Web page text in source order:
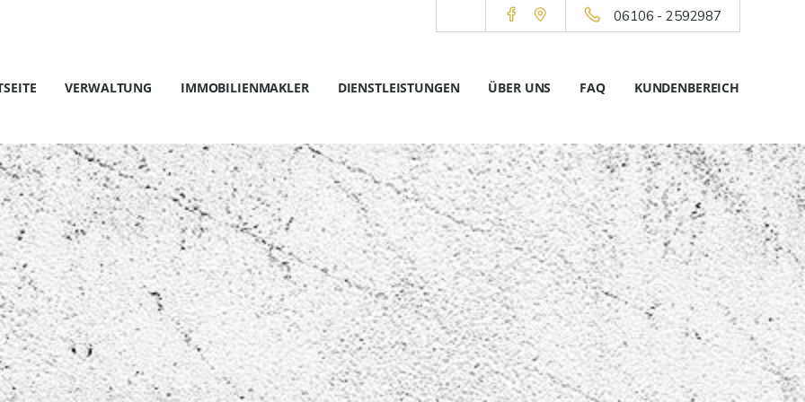
06106 - 2592987
VERWALTUNG IMMOBILIENMAKLER DIENSTLEISTUNGEN ÜBER UNS FAQ KUNDENBEREICH